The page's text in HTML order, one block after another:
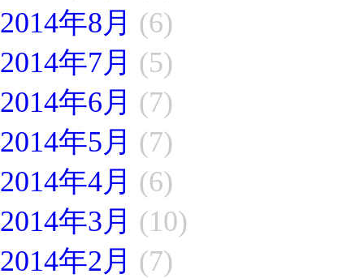
2014年8月 (6)
2014年7月 (5)
2014年6月 (7)
2014年5月 (7)
2014年4月 (6)
2014年3月 (10)
2014年2月 (7)